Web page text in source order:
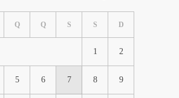
Q Q S S D
1 2
5 6 7 8 9